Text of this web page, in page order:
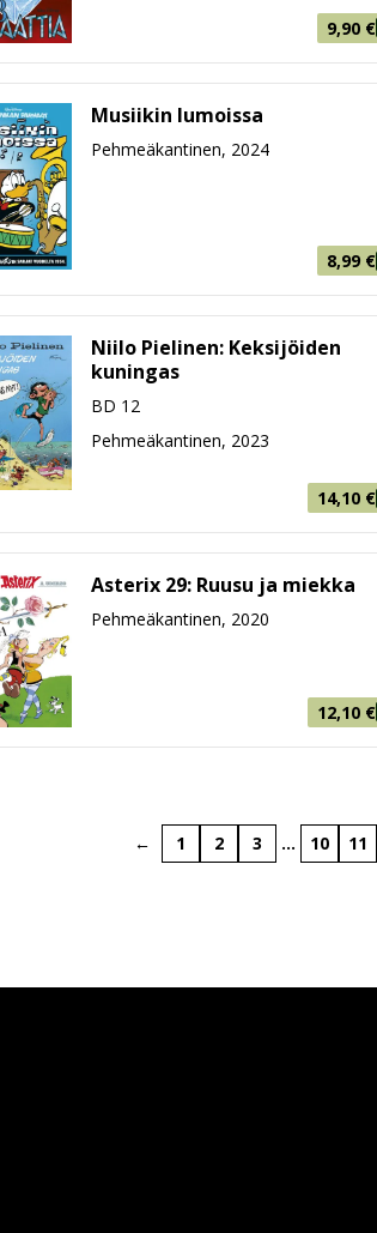
9,90 €
Musiikin lumoissa
Pehmeäkantinen, 2024
8,99 €
Niilo Pielinen: Keksijöiden
kuningas
BD 12
Pehmeäkantinen, 2023
14,10 €
Asterix 29: Ruusu ja miekka
Pehmeäkantinen, 2020
12,10 €
← 1 2 3 … 10 11